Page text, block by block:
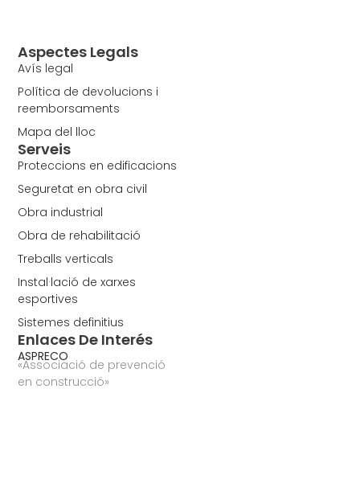
Aspectes Legals
Avís legal
Política de devolucions i
reemborsaments
Mapa del lloc
Serveis
Proteccions en edificacions
Seguretat en obra civil
Obra industrial
Obra de rehabilitació
Treballs verticals
Instal·lació de xarxes
esportives
Sistemes definitius
Enlaces De Interés
ASPRECO
«Associació de prevenció
en construcció»